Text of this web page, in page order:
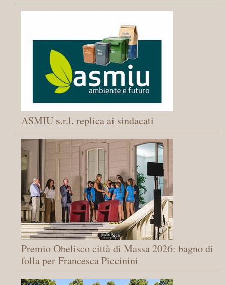
ASMIU s.r.l. replica ai sindacati
Premio Obelisco città di Massa 2026: bagno di
folla per Francesca Piccinini